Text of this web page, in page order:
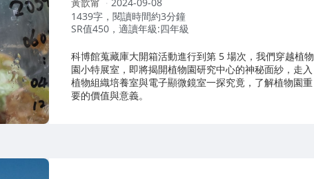
者：
1439字，閱讀時間約3分鐘
SR值450，適讀年級:四年級
科博館蒐藏庫大開箱活動進行到第 5 場次，我們穿越植物
園小特展室，即將揭開植物園研究中心的神秘面紗，走入
植物組織培養室與電子顯微鏡室一探究竟，了解植物園重
要的價值與意義。